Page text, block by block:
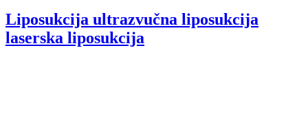
Liposukcija ultrazvučna liposukcija
laserska liposukcija